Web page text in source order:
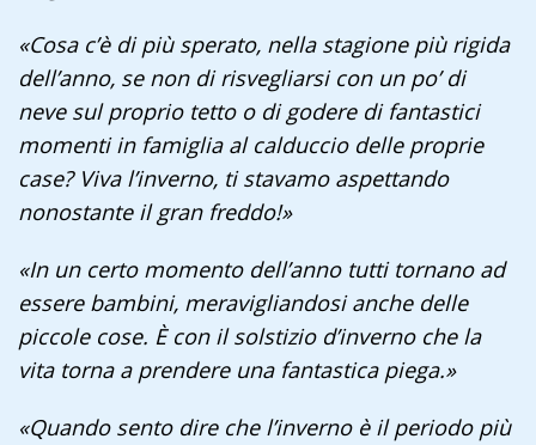
«Cosa c’è di più sperato, nella stagione più rigida
dell’anno, se non di risvegliarsi con un po’ di
neve sul proprio tetto o di godere di fantastici
momenti in famiglia al calduccio delle proprie
case? Viva l’inverno, ti stavamo aspettando
nonostante il gran freddo!»
«In un certo momento dell’anno tutti tornano ad
essere bambini, meravigliandosi anche delle
piccole cose. È con il solstizio d’inverno che la
vita torna a prendere una fantastica piega.»
«Quando sento dire che l’inverno è il periodo più